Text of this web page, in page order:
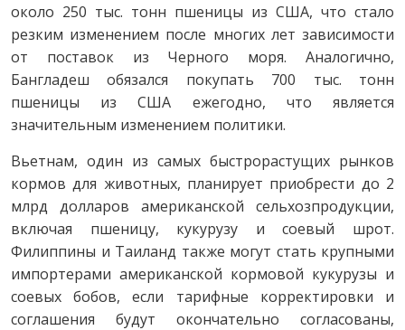
около 250 тыс. тонн пшеницы из США, что стало
резким изменением после многих лет зависимости
от поставок из Черного моря. Аналогично,
Бангладеш обязался покупать 700 тыс. тонн
пшеницы из США ежегодно, что является
значительным изменением политики.
Вьетнам, один из самых быстрорастущих рынков
кормов для животных, планирует приобрести до 2
млрд долларов американской сельхозпродукции,
включая пшеницу, кукурузу и соевый шрот.
Филиппины и Таиланд также могут стать крупными
импортерами американской кормовой кукурузы и
соевых бобов, если тарифные корректировки и
соглашения будут окончательно согласованы,